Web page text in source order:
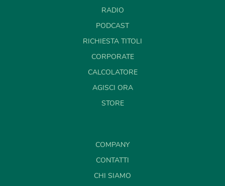
RADIO
PODCAST
RICHIESTA TITOLI
CORPORATE
CALCOLATORE
AGISCI ORA
STORE
COMPANY
CONTATTI
CHI SIAMO